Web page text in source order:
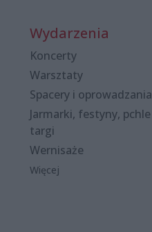
Wydarzenia
Koncerty
Warsztaty
Spacery i oprowadzania
Jarmarki, festyny, pchle
targi
Wernisaże
Więcej